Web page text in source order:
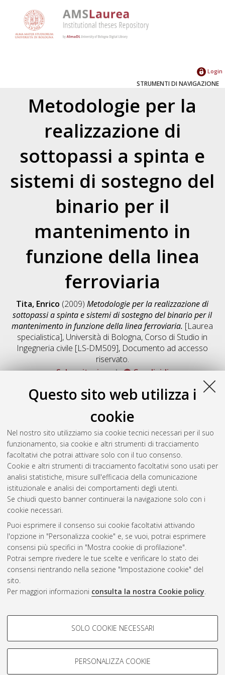
Questo sito web utilizza i
cookie
Nel nostro sito utilizziamo sia cookie tecnici necessari per il suo
funzionamento, sia cookie e altri strumenti di tracciamento
facoltativi che potrai attivare solo con il tuo consenso.
Cookie e altri strumenti di tracciamento facoltativi sono usati per
analisi statistiche, misure sull'efficacia della comunicazione
istituzionale e analisi dei comportamenti degli utenti.
Se chiudi questo banner continuerai la navigazione solo con i
cookie necessari.
Puoi esprimere il consenso sui cookie facoltativi attivando
l'opzione in "Personalizza cookie" e, se vuoi, potrai esprimere
consensi più specifici in "Mostra cookie di profilazione".
Potrai sempre rivedere le tue scelte e verificare lo stato dei
consensi rientrando nella sezione "Impostazione cookie" del
sito.
Per maggiori informazioni consulta la nostra Cookie policy.
COOKIE DI PROFILAZIONE -
Si tratta di cookie utilizzati per analizzare le caratteristiche della
navigazione degli utenti, creare profili in base al loro comportamento
SOLO COOKIE NECESSARI
PERSONALIZZA COOKIE
Login
STRUMENTI DI NAVIGAZIONE
Metodologie per la
realizzazione di
sottopassi a spinta e
sistemi di sostegno del
binario per il
mantenimento in
funzione della linea
ferroviaria
Tita, Enrico (2009)Metodologie per la realizzazione di
sottopassi a spinta e sistemi di sostegno del binario per il
mantenimento in funzione della linea ferroviaria. [Laurea
specialistica], Università di Bologna, Corso di Studio in
Ingegneria civile [LS-DM509], Documento ad accesso
riservato.
Salva citazione
Condividi
Documenti full-text disponibili:
Documento PDF
Full-text non accessibile
Download (3MB)|Contatta l'autore
Altri metadati
Gestione del documento:
Atom
Rss 1.0
Rss 2.0
AMS Laurea
Impostazioni Cookie
Informativa sulla privacy
Condizioni d’uso del sito